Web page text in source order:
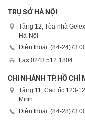
TRỤ SỞ HÀ NỘI
Tầng 12, Tòa nhà
Hà Nội
Điện thoại: (84-24)73
Fax:0243 512 1804
CHI NHÁNH TP.HỒ CHÍ
Tầng 11, Cao ốc 123-
Minh.
Điện thoại: (84-28)73